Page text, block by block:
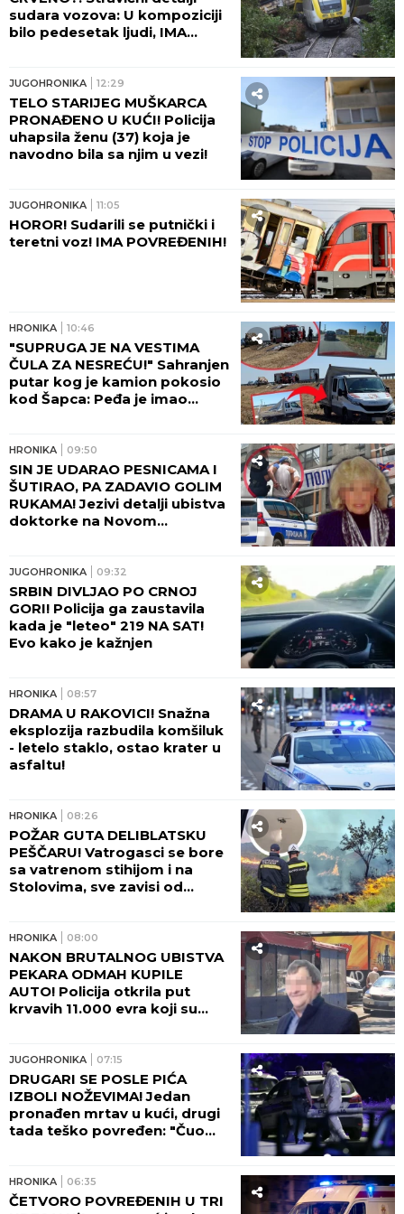
Katarina Lazić iskreno o krahu
ljubavi: "Ništa me ne veže za njega"
by Aklamator
HRONIKA
HRONIKA 18:05
u fabrici u Kikindi!
DOLJEVCA! Veliki broj
automobila u plamenu, gori i
objekat pored!
HRONIKA 16:21
PEŠČARI ZATVORIO PUT! Evo
kuda više ne možete da
prođete
HRONIKA 13:46
ZANEMEO! Saslušan
osumnjičeni za ubistvo na
Novom Beogradu, tužilaštvo
traži pritvor!
JUGOHRONIKA 13:00
CRVENO?! Stravični detalji
sudara vozova: U kompoziciji
bilo pedesetak ljudi, IMA
TEŠKO POVREĐENIH!
JUGOHRONIKA
PRONAĐENO U KUĆI! Policija
uhapsila ženu (37) koja je
navodno bila sa njim u vezi!
JUGOHRONIKA 11:05
teretni voz! IMA POVREĐENIH!
HRONIKA 10:46
ČULA ZA NESREĆU!" Sahranjen
putar kog je kamion pokosio
kod Šapca: Peđa je imao
samo JEDNU ŽELJU!
HRONIKA 09:50
ŠUTIRAO, PA ZADAVIO GOLIM
RUKAMA! Jezivi detalji ubistva
doktorke na Novom